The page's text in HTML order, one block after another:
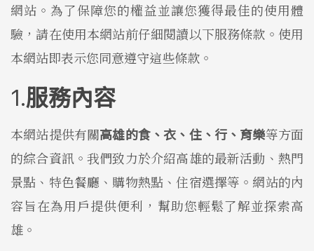
網站。為了保障您的權益並讓您獲得最佳的使用體
驗，請在使用本網站前仔細閱讀以下服務條款。使用
本網站即表示您同意遵守這些條款。
服務內容
本網站提供有關高雄的食、衣、住、行、育樂等方面
的綜合資訊。我們致力於介紹高雄的最新活動、熱門
景點、特色餐廳、購物熱點、住宿選擇等。網站的內
容旨在為用戶提供便利，幫助您輕鬆了解並探索高
雄。